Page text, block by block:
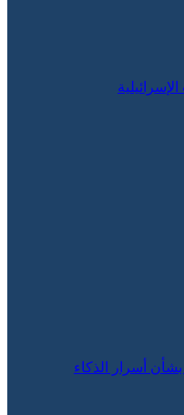
أسرار الذكاء